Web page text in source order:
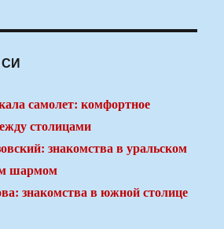
самолет: комфортное
столицами
знакомства в уральском
шармом
знакомства в южной столице